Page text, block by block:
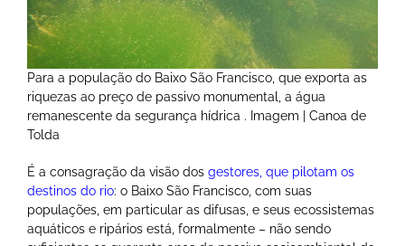
Para a população do Baixo São Francisco, que exporta as
riquezas ao preço de passivo monumental, a água
remanescente da segurança hídrica . Imagem | Canoa de
Tolda
É a consagração da visão dos gestores, que pilotam os
destinos do rio: o Baixo São Francisco, com suas
populações, em particular as difusas, e seus ecossistemas
aquáticos e ripários está, formalmente – não sendo